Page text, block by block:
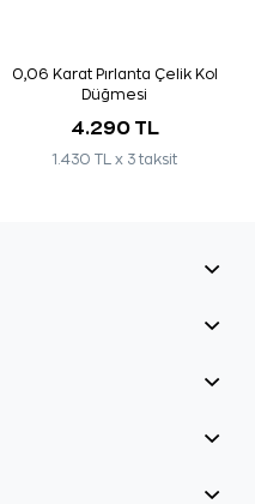
0,06 Karat Pırlanta Çelik Kol
Düğmesi
4.290 TL
1.430 TL x 3 taksit